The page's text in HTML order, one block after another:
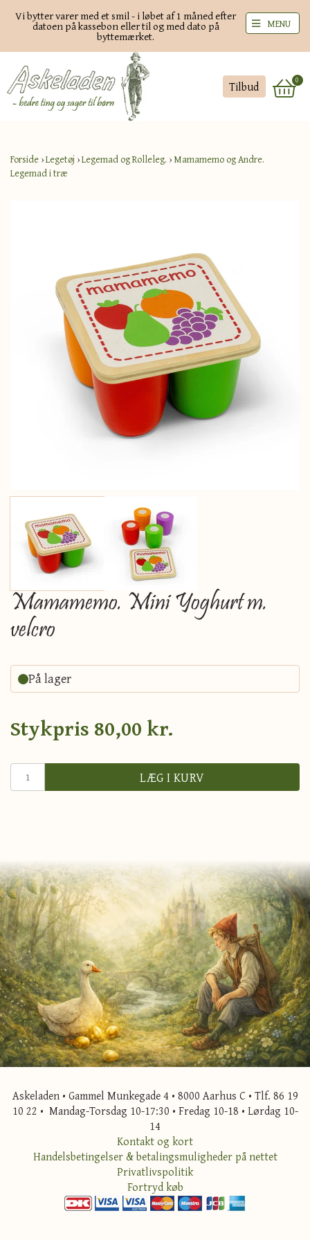
Vi bytter varer med et smil - i løbet af 1 måned efter
datoen på kassebon eller til og med dato på
byttemærket.
Tilbud 0
MENU
Forside ›Legetøj ›Legemad og Rolleleg. › Mamamemo og Andre.
Legemad i træ
Mamamemo. Mini Yoghurt m.
velcro
På lager
Stykpris 80,00 kr.
LÆG I KURV
Askeladen • Gammel Munkegade 4 • 8000 Aarhus C • Tlf. 86 19
10 22 • Mandag-Torsdag 10-17:30 • Fredag 10-18 • Lørdag 10-
14
Kontakt og kort
Handelsbetingelser & betalingsmuligheder på nettet
Privatlivspolitik
Fortryd køb